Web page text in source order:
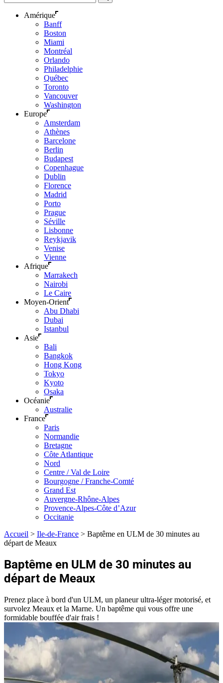
Amérique
Banff
Boston
Miami
Montréal
Orlando
Philadelphie
Québec
Toronto
Vancouver
Washington
Europe
Amsterdam
Athènes
Barcelone
Berlin
Budapest
Copenhague
Dublin
Florence
Madrid
Porto
Prague
Séville
Lisbonne
Reykjavik
Venise
Vienne
Afrique
Marrakech
Nairobi
Le Caire
Moyen-Orient
Abu Dhabi
Dubai
Istanbul
Asie
Bali
Bangkok
Hong Kong
Tokyo
Kyoto
Osaka
Océanie
Australie
France
Paris
Normandie
Bretagne
Côte Atlantique
Nord
Centre / Val de Loire
Bourgogne / Franche-Comté
Grand Est
Auvergne-Rhône-Alpes
Provence-Alpes-Côte d’Azur
Occitanie
Accueil > Ile-de-France > Baptême en ULM de 30 minutes au
départ de Meaux
Baptême en ULM de 30 minutes au
départ de Meaux
Prenez place à bord d'un ULM, un planeur ultra-léger motorisé, et
survolez Meaux et la Marne. Un baptême qui vous offre une
formidable bouffée d'air frais !